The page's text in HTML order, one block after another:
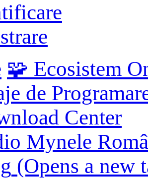
🧩 Ecosistem
de
Center
Mynele
(Opens a new